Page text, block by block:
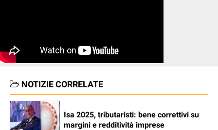
NOTIZIE CORRELATE
Isa 2025, tributaristi: bene correttivi su
margini e redditività imprese